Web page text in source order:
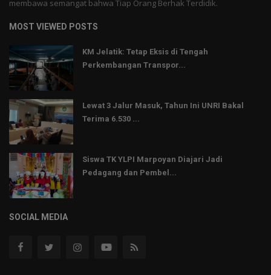
membawa semangat bahwa Tiap Orang Berhak Terdidik.
MOST VIEWED POSTS
KM Jelatik: Tetap Eksis di Tengah
Perkembangan Transpor...
Lewat 3 Jalur Masuk, Tahun Ini UNRI Bakal
Terima 6.530 ...
Siswa TK YLPI Marpoyan Diajari Jadi
Pedagang dan Pembel...
SOCIAL MEDIA